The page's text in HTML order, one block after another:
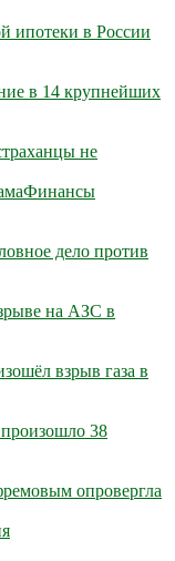
ипотеки в России
в 14 крупнейших
не
Финансы
дело против
на АЗС в
взрыв газа в
38
опровергла